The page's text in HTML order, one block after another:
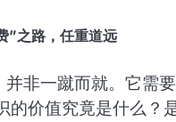
”之路，任重道远
并非一蹴而就。它需
的价值究竟是什么？